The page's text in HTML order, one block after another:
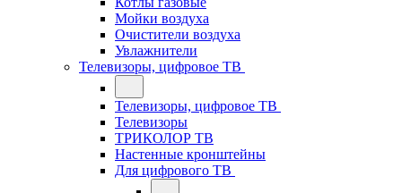
Мойки воздуха
Очистители воздуха
Увлажнители
Телевизоры, цифровое ТВ
Телевизоры, цифровое ТВ
Телевизоры
ТРИКОЛОР ТВ
Настенные кронштейны
Для цифрового ТВ